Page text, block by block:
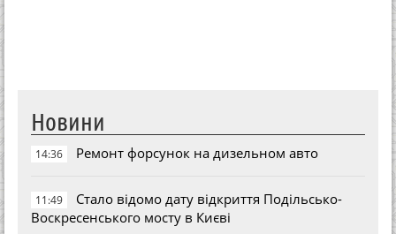
Новини
14:36 Ремонт форсунок на дизельном авто
11:49
Стало відомо дату відкриття Подільсько-
Воскресенського мосту в Києві